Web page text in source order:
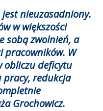
nieuzasadniony.
w większości
sobą zwolnień, a
pracowników. W
obliczu deficytu
redukcja
Grochowicz.